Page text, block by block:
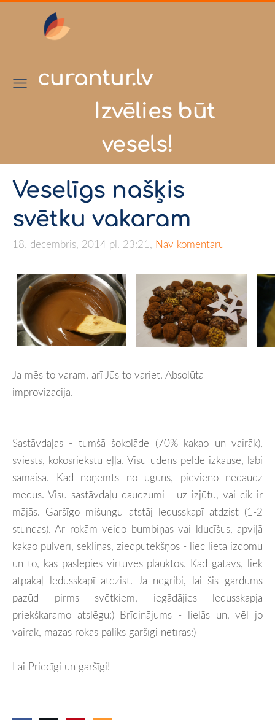
curantur.lv
Izvēlies būt
vesels!
Veselīgs našķis
svētku vakaram
18. decembris, 2014 pl. 23:21, Nav komentāru
Ja mēs to varam, arī Jūs to variet. Absolūta
improvizācija.
Sastāvdaļas - tumšā šokolāde (70% kakao un vairāk),
sviests, kokosriekstu eļļa. Visu ūdens peldē izkausē, labi
samaisa. Kad noņemts no uguns, pievieno nedaudz
medus. Visu sastāvdaļu daudzumi - uz izjūtu, vai cik ir
mājās. Garšīgo mišungu atstāj ledusskapī atdzist (1-2
stundas). Ar rokām veido bumbiņas vai klucīšus, apviļā
kakao pulverī, sēkliņās, ziedputekšņos - liec lietā izdomu
un to, kas paslēpies virtuves plauktos. Kad gatavs, liek
atpakaļ ledusskapī atdzist. Ja negribi, lai šis gardums
pazūd pirms svētkiem, iegādājies ledusskapja
priekškaramo atslēgu:) Brīdinājums - lielās un, vēl jo
vairāk, mazās rokas paliks garšīgi netīras:)
Lai Priecīgi un garšīgi!